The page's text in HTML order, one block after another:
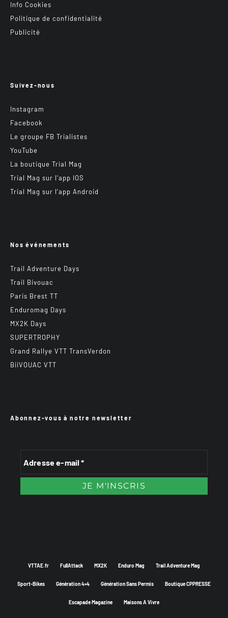
Info Cookies
Politique de confidentialité
Publicité
Suivez-nous
Instagram
Facebook
Le groupe FB Trialistes
YouTube
La boutique Trial Mag
Trial Mag sur l’app IOS
Trial Mag sur l’app Android
Nos événements
Trail Adventure Days
Trail Bivouac
Paris Brest TT
Enduromag Days
MX2K Days
SUPERTROPHY
Grand Rallye VTT TransVerdon
BiiVOUAC VTT
Abonnez-vous à notre newsletter
VTTAE.fr FullAttack MX2K Enduro Mag Trail Adventure Mag
Sport-Bikes Génération 4×4 Génération Sans Permis Boutique CPPRESSE
Escapade Magazine Maisons A Vivre